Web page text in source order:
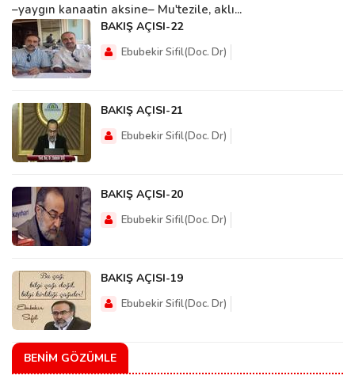
–yaygın kanaatin aksine– Mu'tezile, aklı...
BAKIŞ AÇISI-22
Ebubekir Sifil(Doc. Dr)
BAKIŞ AÇISI-21
Ebubekir Sifil(Doc. Dr)
BAKIŞ AÇISI-20
Ebubekir Sifil(Doc. Dr)
BAKIŞ AÇISI-19
Ebubekir Sifil(Doc. Dr)
BENIM GÖZÜMLE